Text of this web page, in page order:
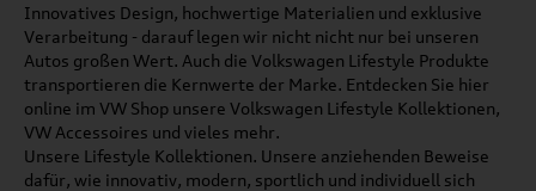
Innovatives Design, hochwertige Materialien und exklusive
Verarbeitung - darauf legen wir nicht nicht nur bei unseren
Autos großen Wert. Auch die Volkswagen Lifestyle Produkte
transportieren die Kernwerte der Marke. Entdecken Sie hier
online im VW Shop unsere Volkswagen Lifestyle Kollektionen,
VW Accessoires und vieles mehr.
Unsere Lifestyle Kollektionen. Unsere anziehenden Beweise
dafür, wie innovativ, modern, sportlich und individuell sich